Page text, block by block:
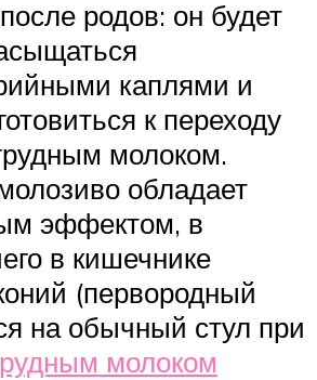
родов: он будет
каплями и
к переходу
молоком.
обладает
эффектом, в
в кишечнике
(первородный
на обычный стул при
молоком